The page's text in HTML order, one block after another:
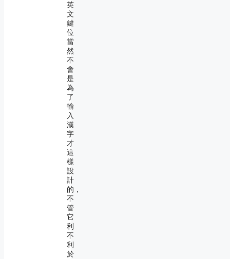
英
文
鍵
位
當
然
不
會
是
為
了
輸
入
漢
字
才
這
樣
設
計
的，
不
管
它
利
不
利
於